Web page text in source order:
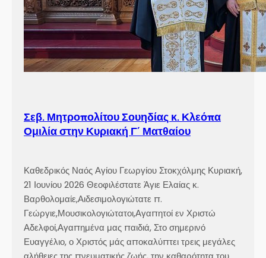
Σεβ. Μητροπολίτου Σουηδίας κ. Κλεόπα
Ομιλία στην Κυριακή Γ´ Ματθαίου
Καθεδρικός Ναός Αγίου Γεωργίου Στοκχόλμης Κυριακή,
21 Ιουνίου 2026 Θεοφιλέστατε Άγιε Ελαίας κ.
Βαρθολομαίε,Αιδεσιμολογιώτατε π.
Γεώργιε,Μουσικολογιώτατοι,Αγαπητοί εν Χριστώ
Αδελφοί,Αγαπημένα μας παιδιά, Στο σημερινό
Ευαγγέλιο, ο Χριστός μάς αποκαλύπτει τρεις μεγάλες